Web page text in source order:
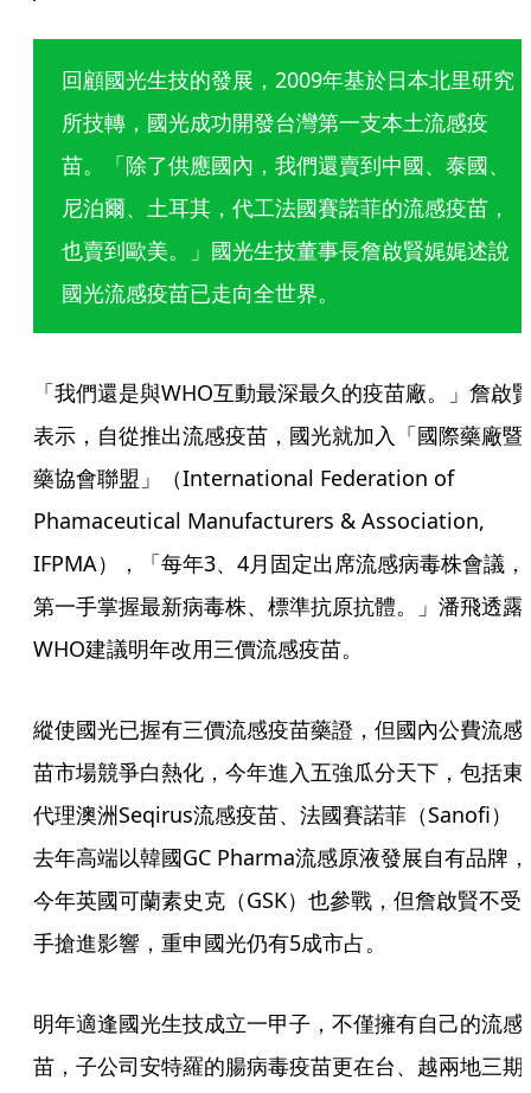
回顧國光生技的發展，2009年基於日本北里研究
所技轉，國光成功開發台灣第一支本土流感疫
苗。「除了供應國內，我們還賣到中國、泰國、
尼泊爾、土耳其，代工法國賽諾菲的流感疫苗，
也賣到歐美。」國光生技董事長詹啟賢娓娓述說
國光流感疫苗已走向全世界。
「我們還是與WHO互動最深最久的疫苗廠。」詹啟
表示，自從推出流感疫苗，國光就加入「國際藥廠暨
藥協會聯盟」（International Federation of
Phamaceutical Manufacturers & Association,
IFPMA），「每年3、4月固定出席流感病毒株會議，
第一手掌握最新病毒株、標準抗原抗體。」潘飛透露
WHO建議明年改用三價流感疫苗。
縱使國光已握有三價流感疫苗藥證，但國內公費流感
苗市場競爭白熱化，今年進入五強瓜分天下，包括東
代理澳洲Seqirus流感疫苗、法國賽諾菲（Sanofi）
去年高端以韓國GC Pharma流感原液發展自有品牌，
今年英國可蘭素史克（GSK）也參戰，但詹啟賢不受
手搶進影響，重申國光仍有5成市占。
明年適逢國光生技成立一甲子，不僅擁有自己的流感
苗，子公司安特羅的腸病毒疫苗更在台、越兩地三期